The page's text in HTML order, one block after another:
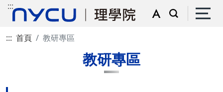
:::
::: 首頁 教研專區
教研專區